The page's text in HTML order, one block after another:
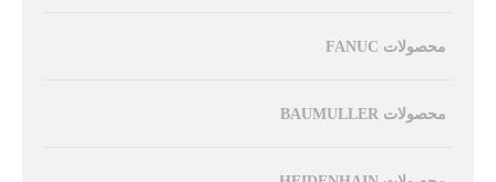
محصولات FANUC
محصولات BAUMULLER